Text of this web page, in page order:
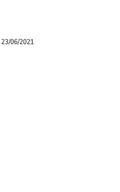
23/06/2021